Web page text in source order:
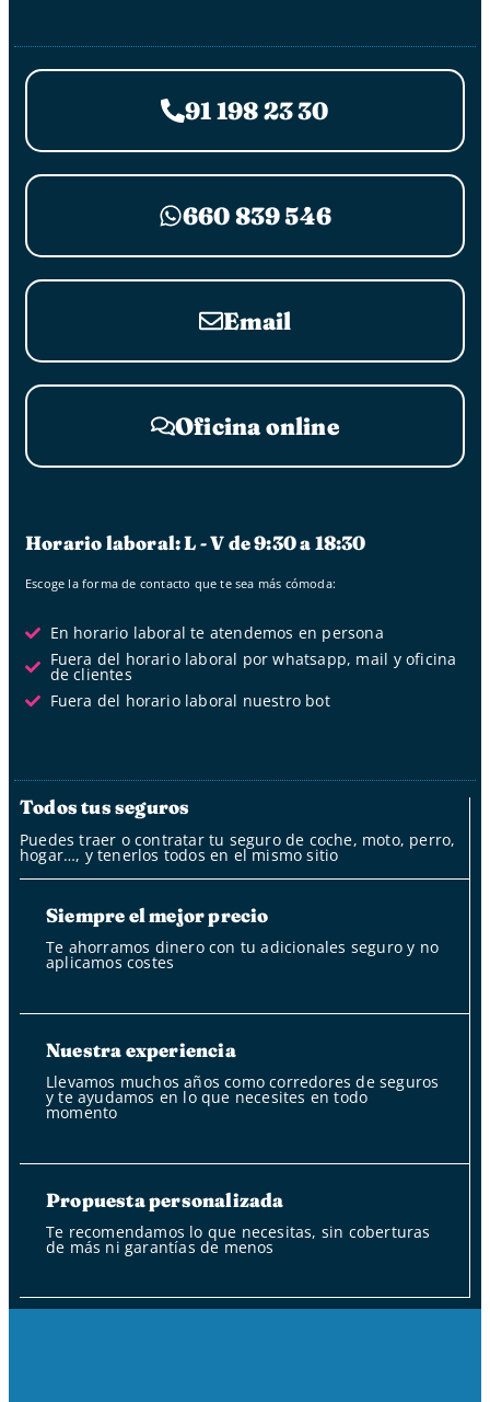
91 198 23 30
660 839 546
Email
Oficina online
Horario laboral: L - V de 9:30 a 18:30
Escoge la forma de contacto que te sea más cómoda:
En horario laboral te atendemos en persona
Fuera del horario laboral por whatsapp, mail y oficina
de clientes
Fuera del horario laboral nuestro bot
Todos tus seguros
Puedes traer o contratar tu seguro de coche, moto, perro,
hogar…, y tenerlos todos en el mismo sitio
Siempre el mejor precio
Te ahorramos dinero con tu adicionales seguro y no
aplicamos costes
Nuestra experiencia
Llevamos muchos años como corredores de seguros
y te ayudamos en lo que necesites en todo
momento
Propuesta personalizada
Te recomendamos lo que necesitas, sin coberturas
de más ni garantías de menos